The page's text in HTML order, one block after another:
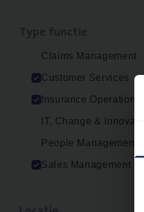
Claims Management
Customer Services
Insurance Operations
IT, Change &
People Management
Sales Management